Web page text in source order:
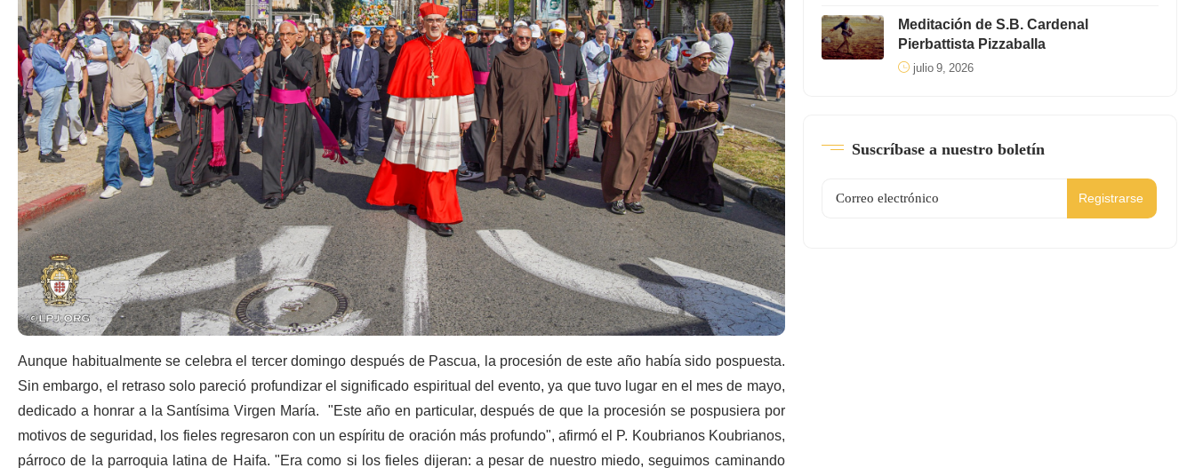
Aunque habitualmente se celebra el tercer domingo después de Pascua, la procesión de este año había sido pospuesta.
Sin embargo, el retraso solo pareció profundizar el significado espiritual del evento, ya que tuvo lugar en el mes de mayo,
dedicado a honrar a la Santísima Virgen María. "Este año en particular, después de que la procesión se pospusiera por
motivos de seguridad, los fieles regresaron con un espíritu de oración más profundo", afirmó el P. Koubrianos Koubrianos,
párroco de la parroquia latina de Haifa. "Era como si los fieles dijeran: a pesar de nuestro miedo, seguimos caminando
Meditación de S.B. Cardenal
Pierbattista Pizzaballa
julio 9, 2026
Suscríbase a nuestro boletín
Registrarse